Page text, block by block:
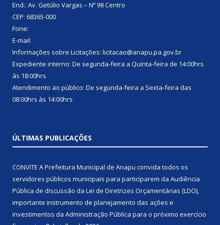
End.: Av. Getúlio Vargas – Nº 98 Centro
CEP: 68365-000
Fone:
E-mail:
Informações sobre Licitações: licitacao@anapu.pa.gov.br
Expediente interno: De segunda-feira a Quinta-feira de 14:00hrs
às 18:00hrs
Atendimento ao público: De segunda-feira a Sexta-feira das
08:00hrs às 14:00hrs
ÚLTIMAS PUBLICAÇÕES
CONVITE A Prefeitura Municipal de Anapu convida todos os
servidores públicos municipais para participarem da Audiência
Pública de discussão da Lei de Diretrizes Orçamentárias (LDO),
importante instrumento de planejamento das ações e
investimentos da Administração Pública para o próximo exercício